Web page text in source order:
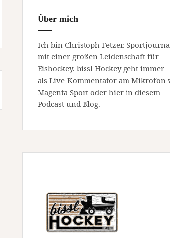
Über mich
Ich bin Christoph Fetzer,
mit einer großen Leidenschaft für
Eishockey. bissl Hockey geht immer
als Live-Kommentator am Mikrofon
Magenta Sport oder hier in diesem
Podcast und Blog.